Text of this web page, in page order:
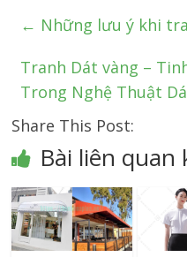
← Những lưu ý khi
Tranh Dát vàng –
Trong Nghệ Thuật
Share This Post:
Bài liên quan